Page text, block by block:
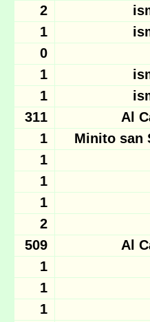
2
1
0
1
1
Al
311
Minito san
1
1
1
1
2
Al
509
1
1
1